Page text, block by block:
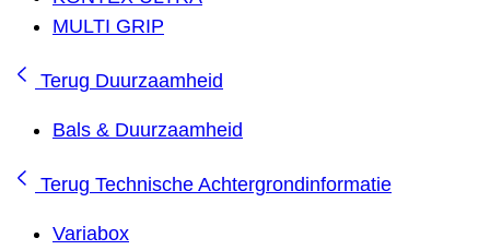
MULTI GRIP
Terug Duurzaamheid
Bals & Duurzaamheid
Terug Technische Achtergrondinformatie
Variabox